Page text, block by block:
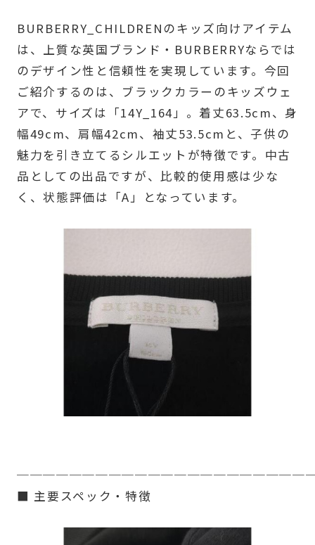
BURBERRY_CHILDRENのキッズ向けアイテム
は、上質な英国ブランド・BURBERRYならでは
のデザイン性と信頼性を実現しています。今回
ご紹介するのは、ブラックカラーのキッズウェ
アで、サイズは「14Y_164」。着丈63.5cm、身
幅49cm、肩幅42cm、袖丈53.5cmと、子供の
魅力を引き立てるシルエットが特徴です。中古
品としての出品ですが、比較的使用感は少な
く、状態評価は「A」となっています。
■ 主要スペック・特徴